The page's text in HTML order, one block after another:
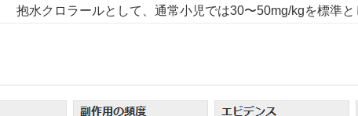
抱水クロラールとして、通常小児では30〜50mg/kgを標準
注意事項